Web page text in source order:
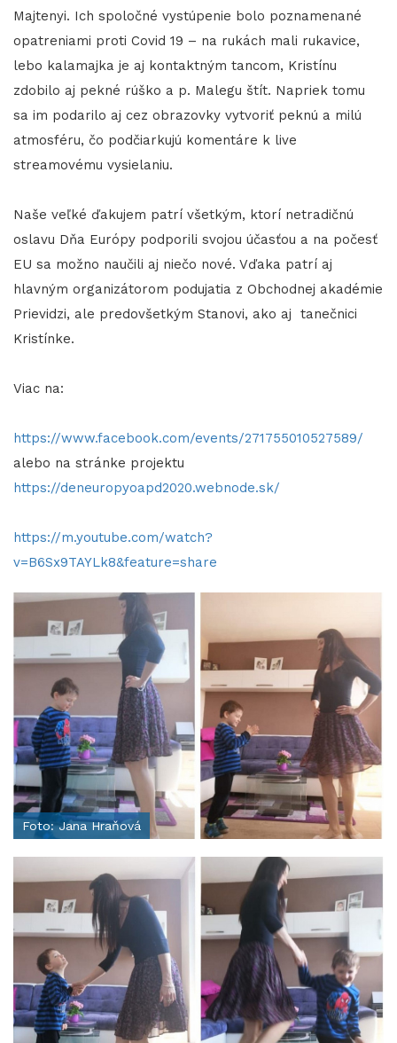
Majtenyi. Ich spoločné vystúpenie bolo poznamenané
opatreniami proti Covid 19 – na rukách mali rukavice,
lebo kalamajka je aj kontaktným tancom, Kristínu
zdobilo aj pekné rúško a p. Malegu štít. Napriek tomu
sa im podarilo aj cez obrazovky vytvoriť peknú a milú
atmosféru, čo podčiarkujú komentáre k live
streamovému vysielaniu.
Naše veľké ďakujem patrí všetkým, ktorí netradičnú
oslavu Dňa Európy podporili svojou účasťou a na počesť
EU sa možno naučili aj niečo nové. Vďaka patrí aj
hlavným organizátorom podujatia z Obchodnej akadémie
Prievidzi, ale predovšetkým Stanovi, ako aj tanečnici
Kristínke.
Viac na:
https://www.facebook.com/events/271755010527589/
alebo na stránke projektu
https://deneuropyoapd2020.webnode.sk/
https://m.youtube.com/watch?
v=B6Sx9TAYLk8&feature=share
Foto: Jana Hraňová